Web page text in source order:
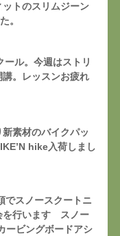
トのスリムジーン
。
ル。今週はストリ
。レッスンお疲れ
素材のバイクパッ
hike入荷しまし
でスノースクートニ
を行います スノー
ービングボードアシ